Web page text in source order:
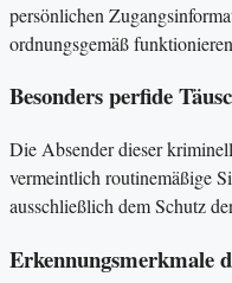
persönlichen
ordnungsgemäß
Besonders perfide
Die Absender dieser
vermeintlich routinemäßige
ausschließlich dem Schutz
Erkennungsmerkmale